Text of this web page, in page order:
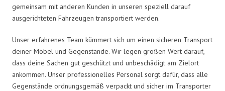
gemeinsam mit anderen Kunden in unseren speziell darauf
ausgerichteten Fahrzeugen transportiert werden.
Unser erfahrenes Team kümmert sich um einen sicheren Transport
deiner Möbel und Gegenstände. Wir legen großen Wert darauf,
dass deine Sachen gut geschützt und unbeschädigt am Zielort
ankommen. Unser professionelles Personal sorgt dafür, dass alle
Gegenstände ordnungsgemäß verpackt und sicher im Transporter